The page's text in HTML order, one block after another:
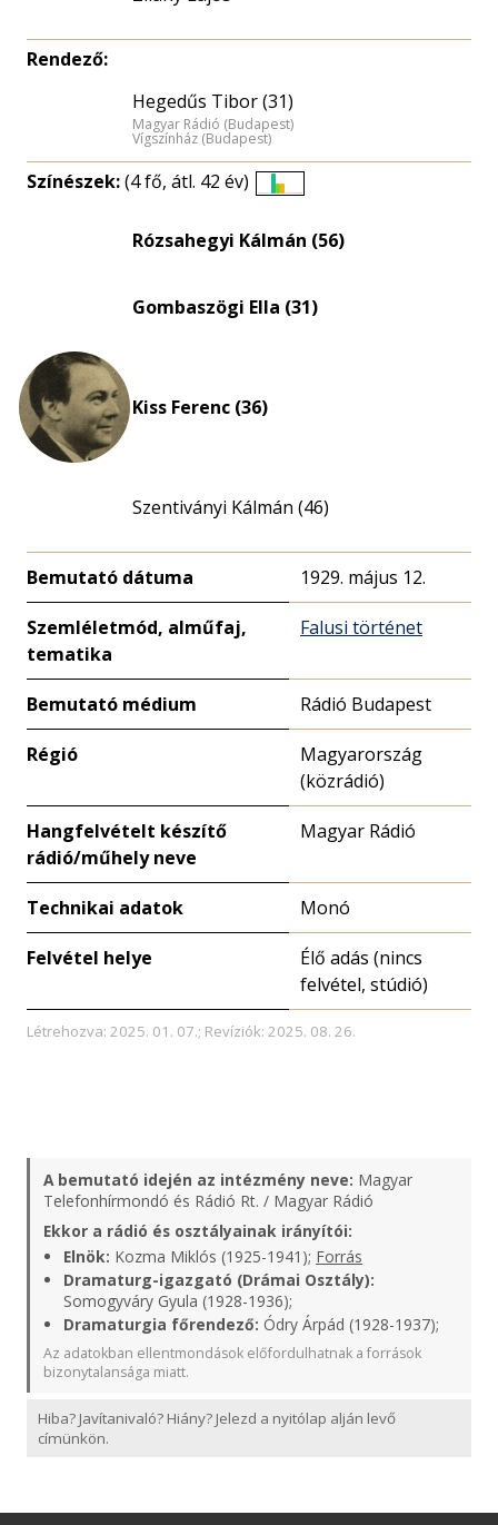
Rendező:
Hegedűs Tibor (31)
Magyar Rádió (Budapest)
Vígszínház (Budapest)
Színészek:(4 fő, átl. 42 év)
eloszlás
Rózsahegyi Kálmán (56)
Gombaszögi Ella (31)
Kiss Ferenc (36)
Szentiványi Kálmán (46)
Bemutató dátuma 1929. május 12.
Szemléletmód, alműfaj,
tematika
Falusi történet
Bemutató médium Rádió Budapest
Régió
Magyarország
(közrádió)
Hangfelvételt készítő
rádió/műhely neve
Magyar Rádió
Technikai adatok Monó
Felvétel helye
Élő adás (nincs
felvétel, stúdió)
Létrehozva: 2025. 01. 07.; Revíziók: 2025. 08. 26.
A bemutató idején az intézmény neve: Magyar
Telefonhírmondó és Rádió Rt. / Magyar Rádió
Ekkor a rádió és osztályainak irányítói:
Elnök: Kozma Miklós (1925-1941); Forrás
Dramaturg-igazgató (Drámai Osztály):
Somogyváry Gyula (1928-1936);
Dramaturgia főrendező: Ódry Árpád (1928-1937);
Az adatokban ellentmondások előfordulhatnak a források
bizonytalansága miatt.
Hiba? Javítanivaló? Hiány? Jelezd a nyitólap alján levő
címünkön.